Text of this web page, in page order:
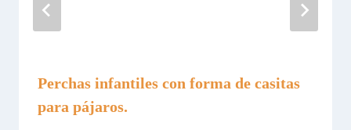
Perchas infantiles con forma de casitas
para pájaros.